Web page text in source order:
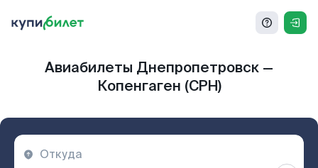
Авиабилеты Днепропетровск —
Копенгаген (CPH)